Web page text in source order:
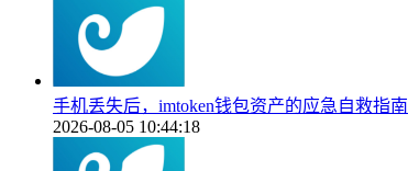
手机丢失后，imtoken钱包资产的应急自救指南
2026-08-05 10:44:18